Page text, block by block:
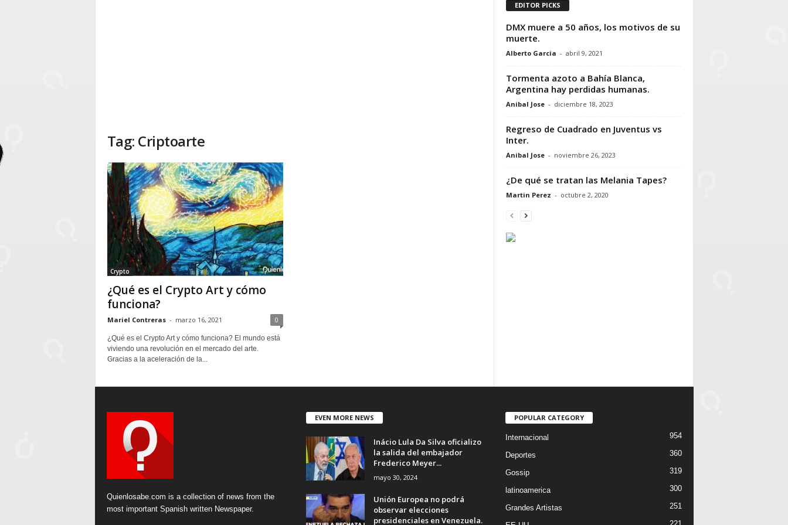
Tag: Criptoarte
Crypto
¿Qué es el Crypto Art y cómo
funciona?
Mariel Contreras - marzo 16, 2021 0
¿Qué es el Crypto Art y cómo funciona? El mundo está
viviendo una revolución en el mercado del arte.
Gracias a la aceleración de la...
EDITOR PICKS
DMX muere a 50 años, los motivos de su
muerte.
Alberto Garcia - abril 9, 2021
Tormenta azoto a Bahía Blanca,
Argentina hay perdidas humanas.
Anibal Jose - diciembre 18, 2023
Regreso de Cuadrado en Juventus vs
Inter.
Anibal Jose - noviembre 26, 2023
¿De qué se tratan las Melania Tapes?
Martin Perez - octubre 2, 2020
Quienlosabe.com is a collection of news from the
most important Spanish written Newspaper.
EVEN MORE NEWS
Inácio Lula Da Silva oficializo
la salida del embajador
Frederico Meyer...
mayo 30, 2024
Unión Europea no podrá
observar elecciones
presidenciales en Venezuela.
POPULAR CATEGORY
Internacional 954
Deportes 360
Gossip 319
latinoamerica 300
Grandes Artistas 251